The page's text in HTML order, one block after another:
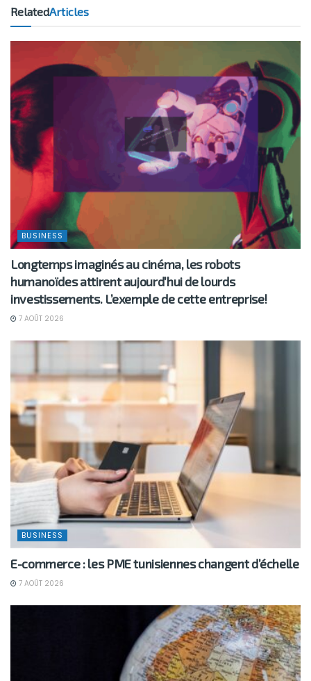
RelatedArticles
BUSINESS
Longtemps imaginés au cinéma, les robots
humanoïdes attirent aujourd’hui de lourds
investissements. L’exemple de cette entreprise!
7 AOÛT 2026
BUSINESS
E-commerce : les PME tunisiennes changent d’échelle
7 AOÛT 2026